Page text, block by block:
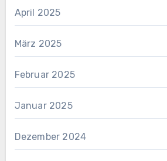
April 2025
März 2025
Februar 2025
Januar 2025
Dezember 2024